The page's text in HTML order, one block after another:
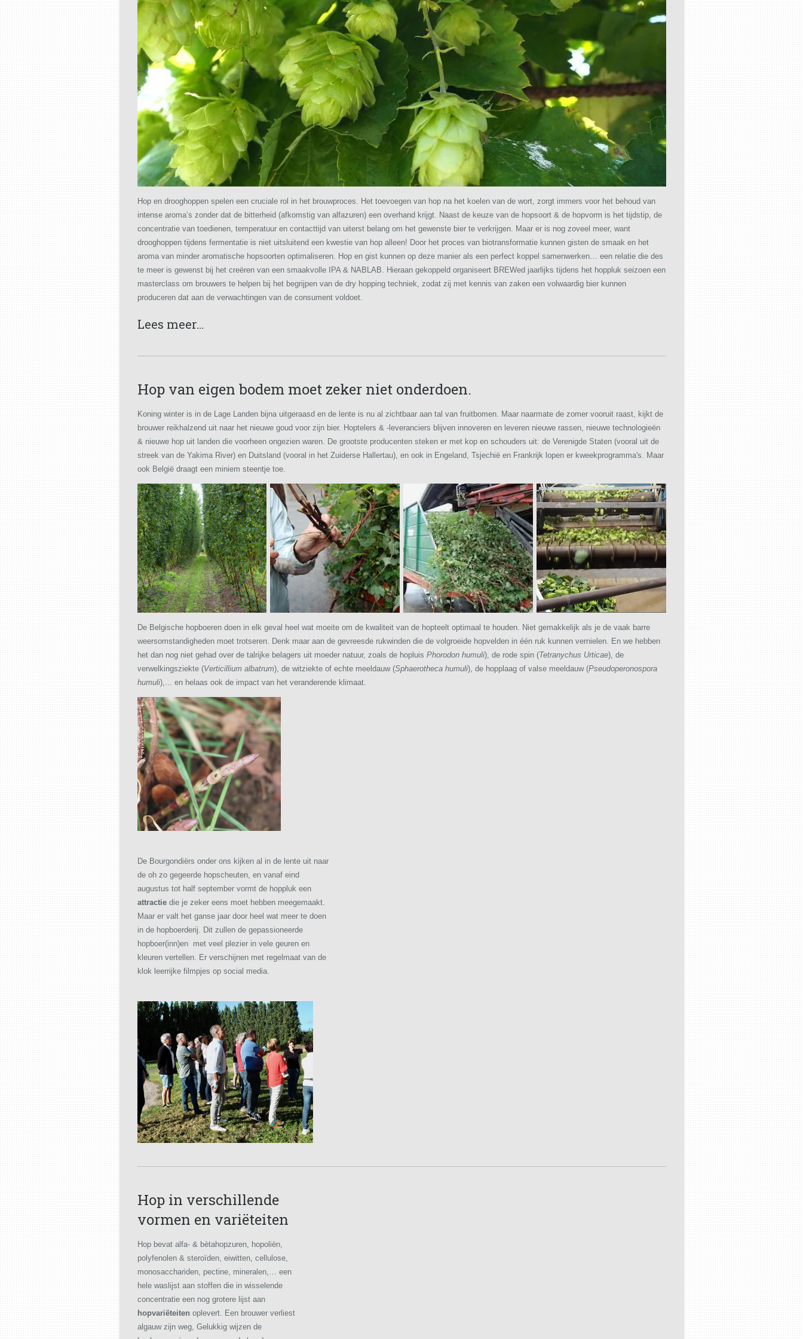
Hop en drooghoppen spelen een cruciale rol in het brouwproces. Het toevoegen van hop na het koelen van de wort, zorgt immers voor het behoud van
intense aroma’s zonder dat de bitterheid (afkomstig van alfazuren) een overhand krijgt. Naast de keuze van de hopsoort & de hopvorm is het tijdstip, de
concentratie van toedienen, temperatuur en contacttijd van uiterst belang om het gewenste bier te verkrijgen. Maar er is nog zoveel meer, want
drooghoppen tijdens fermentatie is niet uitsluitend een kwestie van hop alleen! Door het proces van biotransformatie kunnen gisten de smaak en het
aroma van minder aromatische hopsoorten optimaliseren. Hop en gist kunnen op deze manier als een perfect koppel samenwerken… een relatie die des
te meer is gewenst bij het creëren van een smaakvolle IPA & NABLAB. Hieraan gekoppeld organiseert BREWed jaarlijks tijdens het hoppluk seizoen een
masterclass om brouwers te helpen bij het begrijpen van de dry hopping techniek, zodat zij met kennis van zaken een volwaardig bier kunnen
produceren dat aan de verwachtingen van de consument voldoet.
Lees meer...
Hop van eigen bodem moet zeker niet onderdoen.
Koning winter is in de Lage Landen bijna uitgeraasd en de lente is nu al zichtbaar aan tal van fruitbomen. Maar naarmate de zomer vooruit raast, kijkt de
brouwer reikhalzend uit naar het nieuwe goud voor zijn bier. Hoptelers & -leveranciers blijven innoveren en leveren nieuwe rassen, nieuwe technologieën
& nieuwe hop uit landen die voorheen ongezien waren. De grootste producenten steken er met kop en schouders uit: de Verenigde Staten (vooral uit de
streek van de Yakima River) en Duitsland (vooral in het Zuiderse Hallertau), en ook in Engeland, Tsjechië en Frankrijk lopen er kweekprogramma's. Maar
ook België draagt een miniem steentje toe.
De Belgische hopboeren doen in elk geval heel wat moeite om de kwaliteit van de hopteelt optimaal te houden. Niet gemakkelijk als je de vaak barre
weersomstandigheden moet trotseren. Denk maar aan de gevreesde rukwinden die de volgroeide hopvelden in één ruk kunnen vernielen. En we hebben
het dan nog niet gehad over de talrijke belagers uit moeder natuur, zoals de hopluis Phorodon humuli), de rode spin (Tetranychus Urticae), de
verwelkingsziekte (Verticillium albatrum), de witziekte of echte meeldauw (Sphaerotheca humuli), de hopplaag of valse meeldauw (Pseudoperonospora
humuli),... en helaas ook de impact van het veranderende klimaat.
De Bourgondiërs onder ons kijken al in de lente uit naar
de oh zo gegeerde hopscheuten, en vanaf eind
augustus tot half september vormt de hoppluk een
attractiedie je zeker eens moet hebben meegemaakt.
Maar er valt het ganse jaar door heel wat meer te doen
in de hopboerderij. Dit zullen de gepassioneerde
hopboer(inn)en met veel plezier in vele geuren en
kleuren vertellen. Er verschijnen met regelmaat van de
klok leerrijke filmpjes op social media.
Hop in verschillende
vormen en variëteiten
Hop bevat alfa- & bètahopzuren, hopoliën,
polyfenolen & steroïden, eiwitten, cellulose,
monosacchariden, pectine, mineralen,… een
hele waslijst aan stoffen die in wisselende
concentratie een nog grotere lijst aan
hopvariëteiten oplevert. Een brouwer verliest
algauw zijn weg, Gelukkig wijzen de